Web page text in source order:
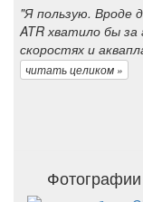
"Я пользую. Вроде
ATR хватило бы за
скоростях и
читать целиком »